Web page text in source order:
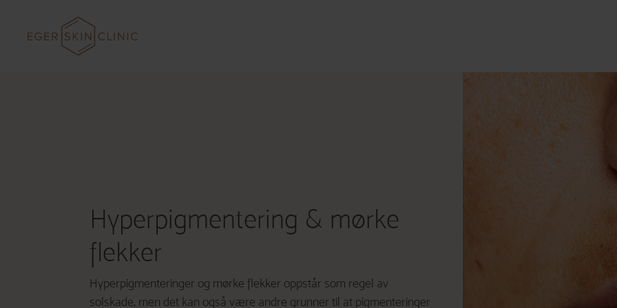
innhold
Hyperpigmentering & mørke
flekker
Hyperpigmenteringer og mørke flekker oppstår som regel av
solskade, men det kan også være andre grunner til at pigmenteringer